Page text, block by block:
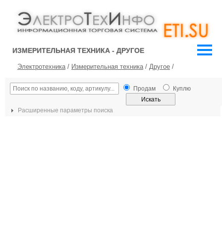
ИЗМЕРИТЕЛЬНАЯ ТЕХНИКА - ДРУГОЕ
Электротехника/ Измерительная техника/ Другое /
Продам Куплю
Расширенные параметры поиска